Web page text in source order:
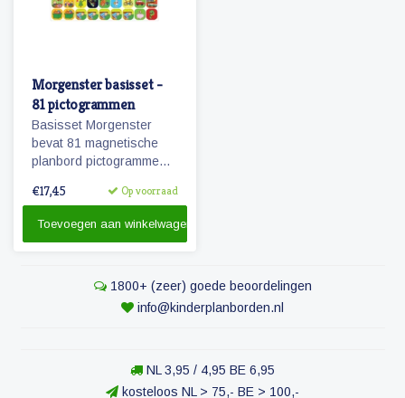
Morgenster basisset -
81 pictogrammen
Basisset Morgenster
bevat 81 magnetische
planbord pictogrammen
planbord Morgenster.
€17,45 Op voorraad
Toevoegen aan winkelwagen
1800+ (zeer) goede beoordelingen
info@kinderplanborden.nl
NL 3,95 / 4,95 BE 6,95
kosteloos NL > 75,- BE > 100,-